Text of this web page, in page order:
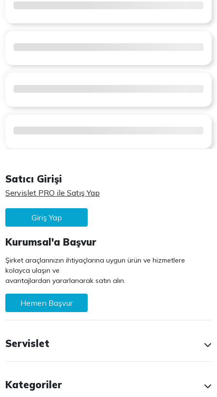
Satıcı Girişi
Servislet PRO ile Satış Yap
Giriş Yap
Kurumsal'a Başvur
Şirket araçlarınızın ihtiyaçlarına uygun ürün ve hizmetlere
kolayca ulaşın ve
avantajlardan yararlanarak satın alın.
Hemen Başvur
Servislet
Kategoriler